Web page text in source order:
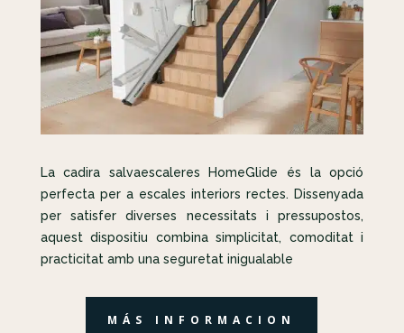
La cadira salvaescaleres HomeGlide és la opció
perfecta per a escales interiors rectes. Dissenyada
per satisfer diverses necessitats i pressupostos,
aquest dispositiu combina simplicitat, comoditat i
practicitat amb una seguretat inigualable
MÁS INFORMACION